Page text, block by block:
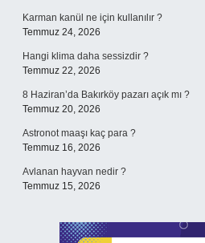
Karman kanül ne için kullanılır ?
Temmuz 24, 2026
Hangi klima daha sessizdir ?
Temmuz 22, 2026
8 Haziran’da Bakırköy pazarı açık mı ?
Temmuz 20, 2026
Astronot maaşı kaç para ?
Temmuz 16, 2026
Avlanan hayvan nedir ?
Temmuz 15, 2026